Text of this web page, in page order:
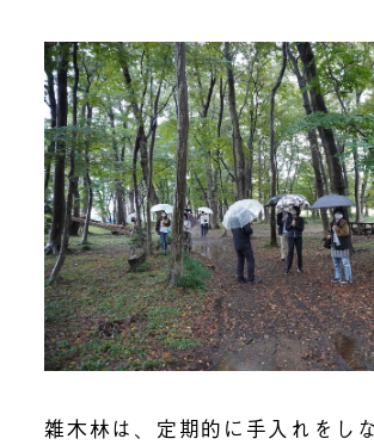
雑木林は、定期的に手入れをし